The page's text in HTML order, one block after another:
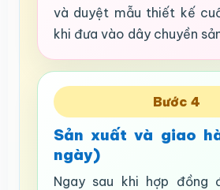
và duyệt mẫu thiết kế
khi đưa vào dây chuyền
Bước 4
Sản xuất và giao
ngày)
Ngay sau khi hợp đồng